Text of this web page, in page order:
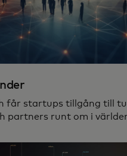
får startups tillgång till
partners runt om i